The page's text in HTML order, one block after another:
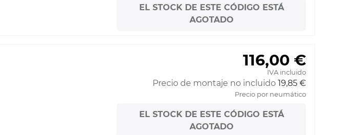
EL STOCK DE ESTE CÓDIGO ESTÁ
AGOTADO
116,00 €
IVA incluido
Precio de montaje no incluido 19,85 €
Precio por neumático
EL STOCK DE ESTE CÓDIGO ESTÁ
AGOTADO